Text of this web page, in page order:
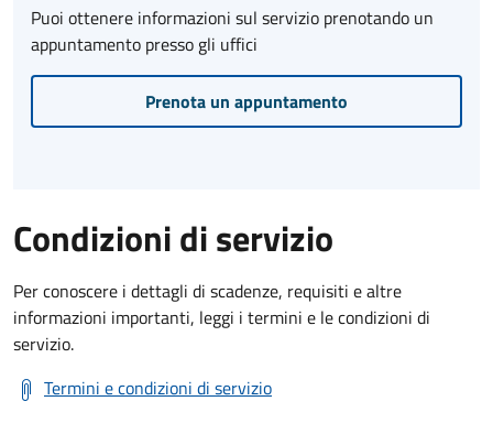
Puoi ottenere informazioni sul servizio prenotando un
appuntamento presso gli uffici
Prenota un appuntamento
Condizioni di servizio
Per conoscere i dettagli di scadenze, requisiti e altre
informazioni importanti, leggi i termini e le condizioni di
servizio.
Termini e condizioni di servizio